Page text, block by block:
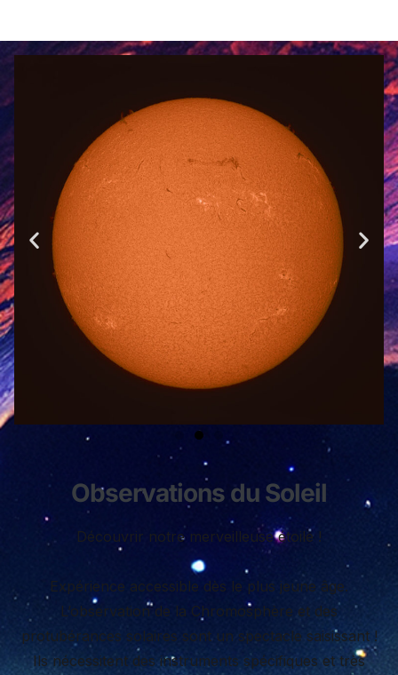
Observations du Soleil
Découvrir notre merveilleuse étoile !
Expérience accessible dès le plus jeune âge.
L’observation de la Chromosphère et des
protubérances solaires sont un spectacle saisissant !
Ils nécessitent des instruments spécifiques et très